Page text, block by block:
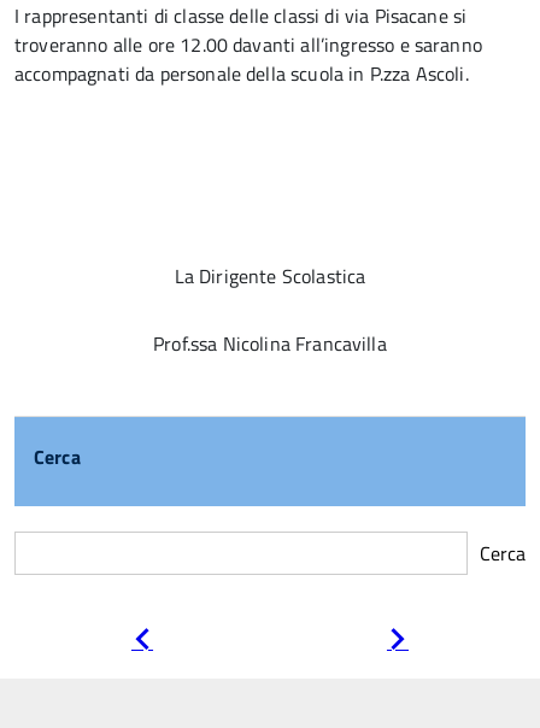
I rappresentanti di classe delle classi di via Pisacane si
troveranno alle ore 12.00 davanti all’ingresso e saranno
accompagnati da personale della scuola in P.zza Ascoli.
La Dirigente Scolastica
Prof.ssa Nicolina Francavilla
Cerca
Cerca